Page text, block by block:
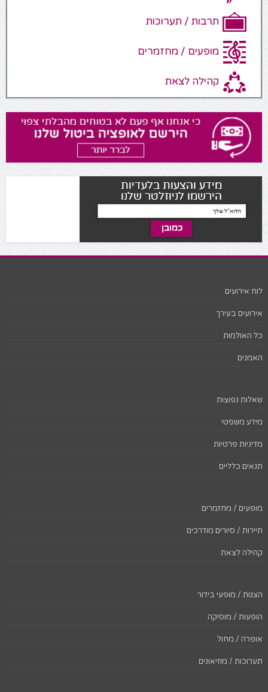
תרבות / תערוכות
מופעים / מחזמרים
קהילה לצאת
לוח אירועים
אירועים בעירך
כל האולמות
האמנים
שאלות נפוצות
מידע משפטי
מדיניות פרטיות
תנאים כלליים
מופעים / מחזמרים
תיירות / סיורים מודרכים
קהילה לצאת
הצגות / מופעי בידור
הופעות / מוסיקה
אופרה / מחול
תערוכות / מוזיאונים